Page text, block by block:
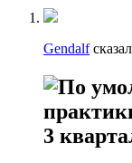
Gendalf
3